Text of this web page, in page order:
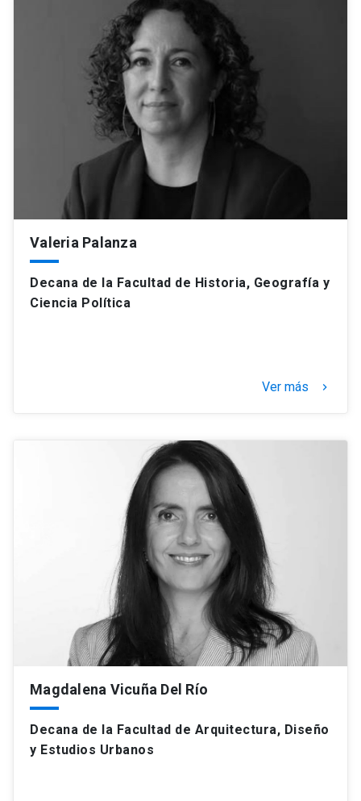
Valeria Palanza
Decana de la Facultad de Historia, Geografía y
Ciencia Política
Ver más keyboard_arrow_right
Magdalena Vicuña Del Río
Decana de la Facultad de Arquitectura, Diseño
y Estudios Urbanos